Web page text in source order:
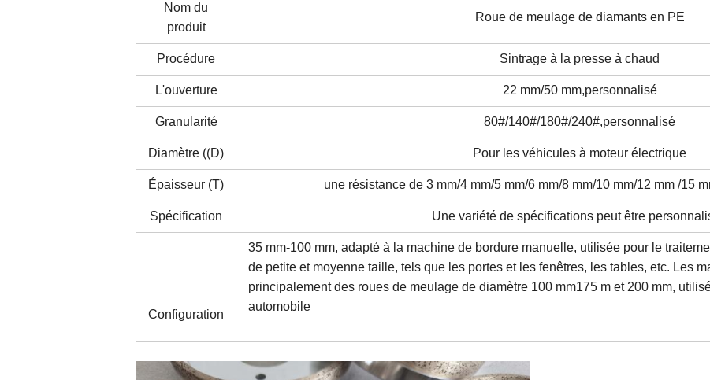
Nom du
produit
Roue de meulage de diamants en PE
Procédure Sintrage à la presse à chaud
L'ouverture 22 mm/50 mm,personnalisé
Granularité 80#/140#/180#/240#,personnalisé
Diamètre ((D) Pour les véhicules à moteur électrique
Épaisseur (T) une résistance de 3 mm/4 mm/5 mm/6 mm/8 mm/10 mm/12 mm /15
Spécification Une variété de spécifications peut être
Configuration
35 mm-100 mm, adapté à la machine de bordure manuelle, utilisée pour le
de petite et moyenne taille, tels que les portes et les fenêtres, les tables, etc. Les
principalement des roues de meulage de diamètre 100 mm175 m et 200 mm,
automobile